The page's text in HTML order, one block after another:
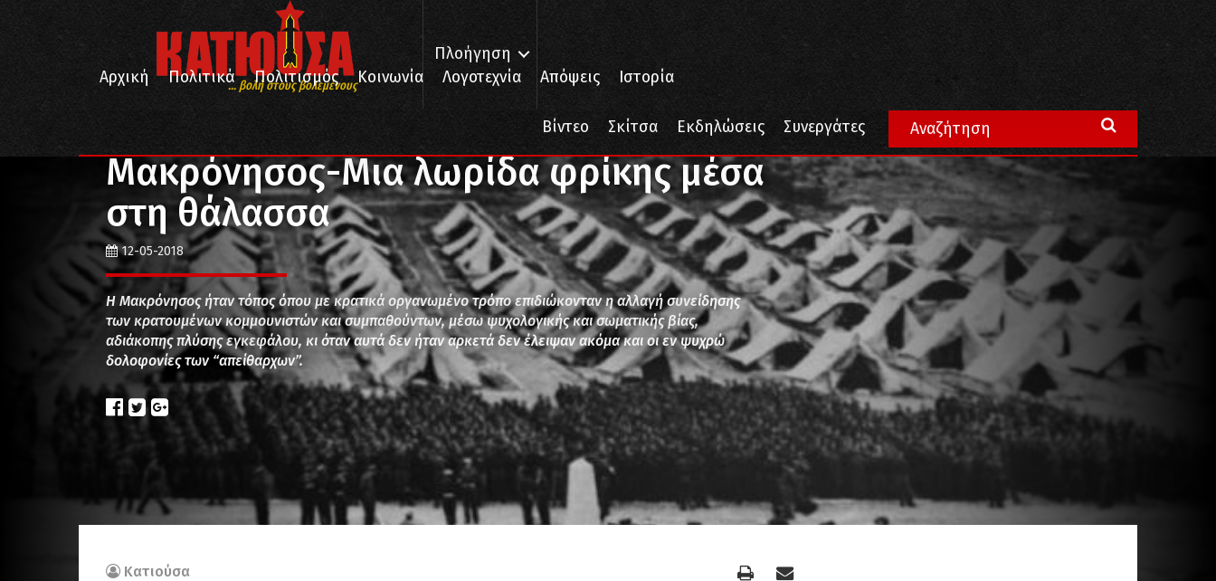
... βολή στους βολεμένους
Πλοήγηση
Αρχική
Πολιτικά Πολιτισμός Κοινωνία Λογοτεχνία Απόψεις Ιστορία
Βίντεο Σκίτσα Εκδηλώσεις Συνεργάτες
Ιστορία
Μακρόνησος-Μια λωρίδα φρίκης μέσα
στη θάλασσα
12-05-2018
Η Μακρόνησος ήταν τόπος όπου με κρατικά οργανωμένο τρόπο επιδιώκονταν η αλλαγή συνείδησης
των κρατουμένων κομμουνιστών και συμπαθούντων, μέσω ψυχολογικής και σωματικής βίας,
αδιάκοπης πλύσης εγκεφάλου, κι όταν αυτά δεν ήταν αρκετά δεν έλειψαν ακόμα και οι εν ψυχρώ
δολοφονίες των “απείθαρχων”.
Κατιούσα